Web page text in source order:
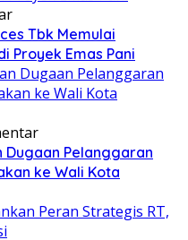
Tbk Memulai
Proyek Emas Pani
Dugaan Pelanggaran
ke Wali Kota